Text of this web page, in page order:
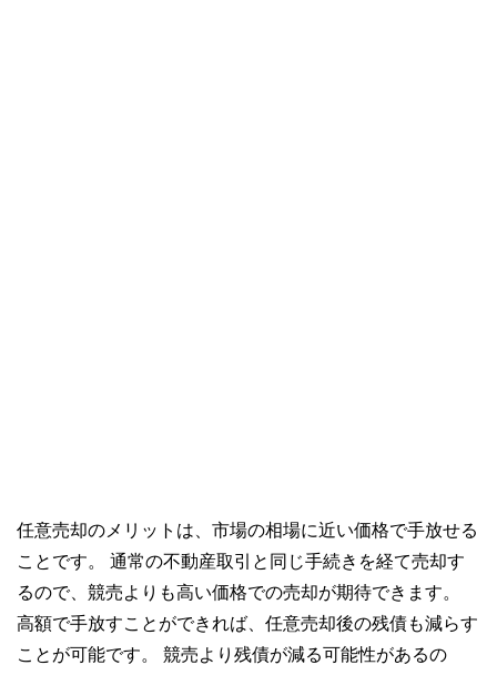
任意売却のメリットは、市場の相場に近い価格で手放せる
ことです。 通常の不動産取引と同じ手続きを経て売却す
るので、競売よりも高い価格での売却が期待できます。
高額で手放すことができれば、任意売却後の残債も減らす
ことが可能です。 競売より残債が減る可能性があるの